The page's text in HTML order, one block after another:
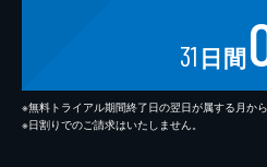
31 日間
※無料トライアル期間終了日の翌日が属する月か
※日割りでのご請求はいたしません。